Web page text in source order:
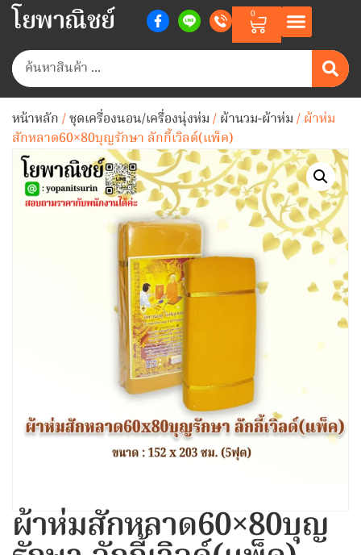
โยพาณิชย์ 0
หน้าหลัก/ชุดเครื่องนอน/เครื่องนุ่งห่ม/ผ้านวม-ผ้าห่ม/ ผ้าห่ม
สักหลาด60×80บุญรักษา ลักกี้เวิลด์(แพ็ค)
ผ้าห่มสักหลาด60×80บุญ